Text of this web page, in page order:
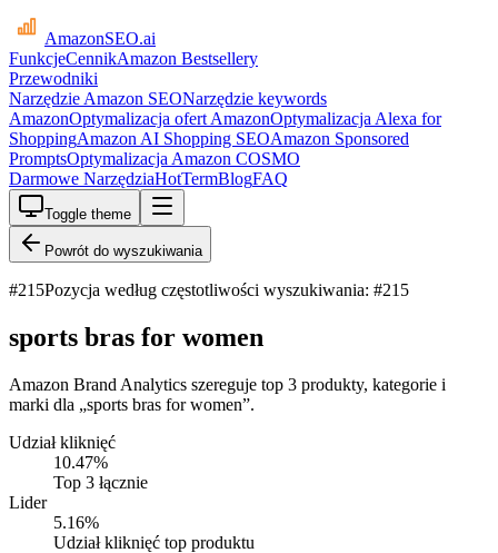
AmazonSEO.ai
FunkcjeCennikAmazon Bestsellery
Przewodniki
Narzędzie Amazon SEONarzędzie keywords
AmazonOptymalizacja ofert AmazonOptymalizacja Alexa for
ShoppingAmazon AI Shopping SEOAmazon Sponsored
PromptsOptymalizacja Amazon COSMO
Darmowe NarzędziaHotTermBlogFAQ
Toggle theme
Powrót do wyszukiwania
#215Pozycja według częstotliwości wyszukiwania: #215
sports bras for women
Amazon Brand Analytics szereguje top 3 produkty, kategorie i
marki dla „sports bras for women”.
Udział kliknięć
10.47%
Top 3 łącznie
Lider
5.16%
Udział kliknięć top produktu